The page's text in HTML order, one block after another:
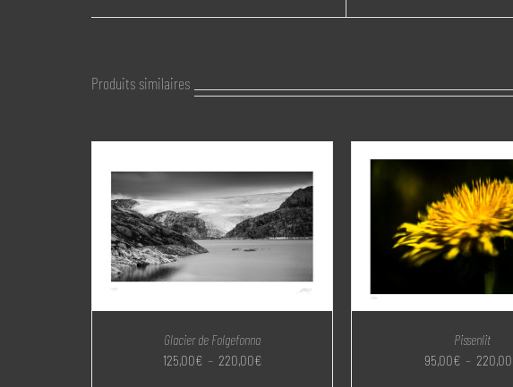
Produits similaires
Glacier de Folgefonna
125,00€ – 220,00€
Pissenlit
95,00€ – 220,00